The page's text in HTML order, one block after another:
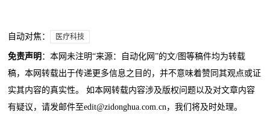
自动对焦： 医疗科技
免责声明 ：本网未注明“来源：自动化网”的文/图等稿件均为转载
稿，本网转载出于传递更多信息之目的，并不意味着赞同其观点或证
实其内容的真实性。 如本网转载内容涉及版权问题以及对文章内容
有疑议，请发邮件至edit@zidonghua.com.cn，我们将及时处理。